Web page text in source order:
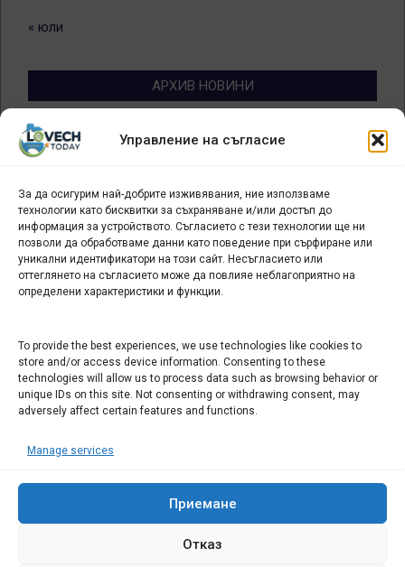
Управление на съгласие
За да осигурим най-добрите изживявания, ние използваме
технологии като бисквитки за съхраняване и/или достъп до
информация за устройството. Съгласието с тези технологии ще ни
позволи да обработваме данни като поведение при сърфиране или
уникални идентификатори на този сайт. Несъгласието или
оттеглянето на съгласието може да повлияе неблагоприятно на
определени характеристики и функции.
To provide the best experiences, we use technologies like cookies to
store and/or access device information. Consenting to these
technologies will allow us to process data such as browsing behavior or
unique IDs on this site. Not consenting or withdrawing consent, may
adversely affect certain features and functions.
Manage services
Приемане
Отказ
« юли
АРХИВ НОВИНИ
Архив
новини
БИЗНЕС
Арт галерия "Мостове" – магазин за изкуство
СЕВЕРОЗАПАДА ИНФОРМАЦИОНЕН БИЗНЕС
ТУРИСТИЧЕСКИ КЛЪСТЕР
ИНСТИТУЦИИ В ЛОВЕЧ
Административен съд Ловеч
Областна администрация Ловеч
ОДМВР Ловеч
Окръжен съд Ловеч